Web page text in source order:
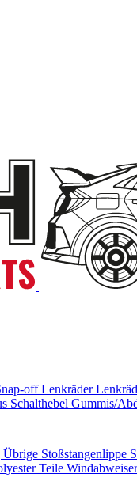
offLenkräder
Schalthebel Gummis/
Übrige Stoßstangenlippe
Teile